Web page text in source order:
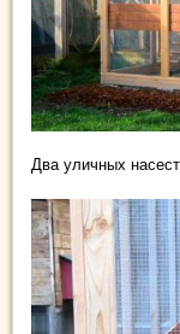
Два уличных